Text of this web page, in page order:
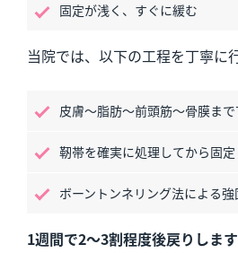
固定が浅く、すぐに緩む
当院では、以下の工程を丁寧に
皮膚〜脂肪〜前頭筋〜骨膜ま
靭帯を確実に処理してから固定
ボーントンネリング法による
1週間で2〜3割程度後戻りしま